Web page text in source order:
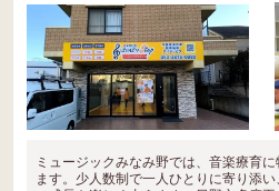
ミュージックみなみ野では、音楽療育
ます。少人数制で一人ひとりに寄り添